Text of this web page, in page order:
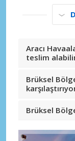
Aracı
teslim
Brüksel
Brüksel